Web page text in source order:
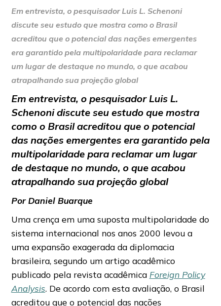
Em entrevista, o pesquisador Luis L. Schenoni
discute seu estudo que mostra como o Brasil
acreditou que o potencial das nações emergentes
era garantido pela multipolaridade para reclamar
um lugar de destaque no mundo, o que acabou
atrapalhando sua projeção global
Em entrevista, o pesquisador Luis L.
Schenoni discute seu estudo que mostra
como o Brasil acreditou que o potencial
das nações emergentes era garantido pela
multipolaridade para reclamar um lugar
de destaque no mundo, o que acabou
atrapalhando sua projeção global
Por Daniel Buarque
Uma crença em uma suposta multipolaridade do
sistema internacional nos anos 2000 levou a
uma expansão exagerada da diplomacia
brasileira, segundo um artigo acadêmico
publicado pela revista acadêmica Foreign Policy
Analysis. De acordo com esta avaliação, o Brasil
acreditou que o potencial das nações